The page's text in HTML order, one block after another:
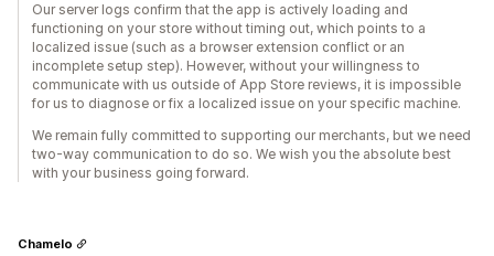
Our server logs confirm that the app is actively loading and
functioning on your store without timing out, which points to a
localized issue (such as a browser extension conflict or an
incomplete setup step). However, without your willingness to
communicate with us outside of App Store reviews, it is impossible
for us to diagnose or fix a localized issue on your specific machine.
We remain fully committed to supporting our merchants, but we need
two-way communication to do so. We wish you the absolute best
with your business going forward.
Chamelo